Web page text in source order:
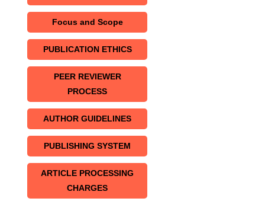
Focus and Scope
PUBLICATION ETHICS
PEER REVIEWER
PROCESS
AUTHOR GUIDELINES
PUBLISHING SYSTEM
ARTICLE PROCESSING
CHARGES